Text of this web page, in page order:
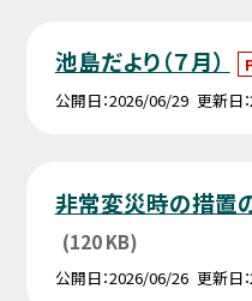
池島だより（７月）
公開日 2026/06/29 更新日
非常変災時の措置
(120 KB)
公開日 2026/06/26 更新日